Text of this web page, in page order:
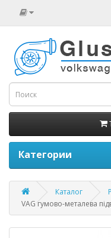
Категории
Каталог
VAG гумово-металева